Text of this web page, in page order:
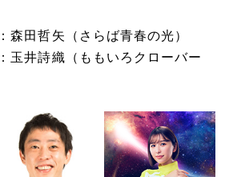
森田哲矢（さらば青春の光）
玉井詩織（ももいろクローバー